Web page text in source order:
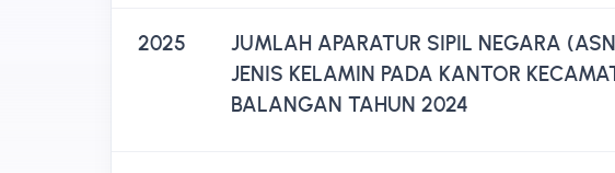
2025
JUMLAH APARATUR SIPIL NEGARA
JENIS KELAMIN PADA KANTOR
BALANGAN TAHUN 2024